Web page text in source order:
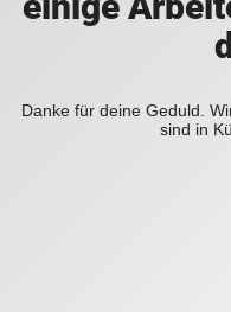
Danke für deine Geduld.
sind in